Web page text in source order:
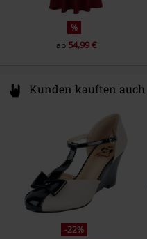
%
ab 54,99 €
Kunden kauften auch
-22%